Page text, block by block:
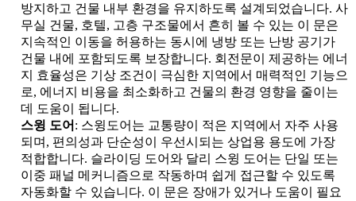
방지하고 건물 내부 환경을 유지하도록 설계되었습니다. 사
무실 건물, 호텔, 고층 구조물에서 흔히 볼 수 있는 이 문은
지속적인 이동을 허용하는 동시에 냉방 또는 난방 공기가
건물 내에 포함되도록 보장합니다. 회전문이 제공하는 에너
지 효율성은 기상 조건이 극심한 지역에서 매력적인 기능으
로, 에너지 비용을 최소화하고 건물의 환경 영향을 줄이는
데 도움이 됩니다.
스윙 도어 : 스윙도어는 교통량이 적은 지역에서 자주 사용
되며, 편의성과 단순성이 우선시되는 상업용 용도에 가장
적합합니다. 슬라이딩 도어와 달리 스윙 도어는 단일 또는
이중 패널 메커니즘으로 작동하며 쉽게 접근할 수 있도록
자동화할 수 있습니다. 이 문은 장애가 있거나 도움이 필요